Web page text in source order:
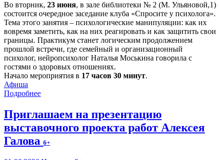
Во вторник, 23 июня, в зале библиотеки № 2 (М. Ульяновой,1)
состоится очередное заседание клуба «Спросите у психолога».
Тема этого занятия – психологические манипуляции: как их
вовремя заметить, как на них реагировать и как защитить свои
границы. Практикум станет логическим продолжением
прошлой встречи, где семейный и организационный
психолог, нейропсихолог Наталья Моськина говорила с
гостями о здоровых отношениях.
Начало мероприятия в 17 часов 30 минут.
Афиша
Подробнее
Приглашаем на презентацию
выставочного проекта работ Алексея
Галова 6+